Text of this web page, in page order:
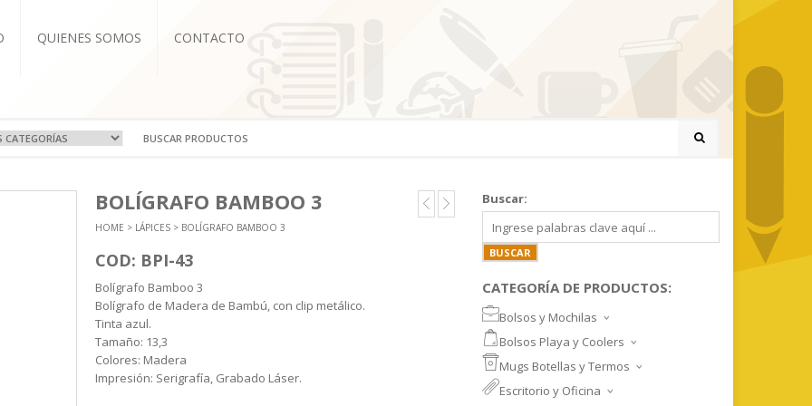
QUIENES SOMOS CONTACTO
Y VIAJE
BOLÍGRAFO BAMBOO 3
HOME > LÁPICES> BOLÍGRAFO BAMBOO 3
COD: BPI-43
Bolígrafo Bamboo 3
Bolígrafo de Madera de Bambú, con clip metálico.
Tinta azul.
Tamaño: 13,3
Colores: Madera
Impresión: Serigrafía, Grabado Láser.
Buscar:
CATEGORÍA DE PRODUCTOS:
Bolsos y Mochilas
MOCHILAS DEPORTIVAS
MOCHILAS NOTEBOOK
MALETINES Y FUNDAS
Bolsos Playa y Coolers
BOLSOS DE PLAYA
COOLERS
MORRALES
Mugs Botellas y Termos
MUGS
TAZA DE VIDRIO
Escritorio y Oficina